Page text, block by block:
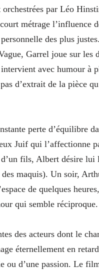
par Léo
métrage l’influence
des plus
Garrel joue sur les
avec humour à
d’extrait de la pièce
perte d’équilibre
Juif qui l’affectionne
fils, Albert désire lui
maquis). Un soir,
de quelques
qui semble réciproque.
des acteurs dont le
éternellement en
ou d’une passion. Le